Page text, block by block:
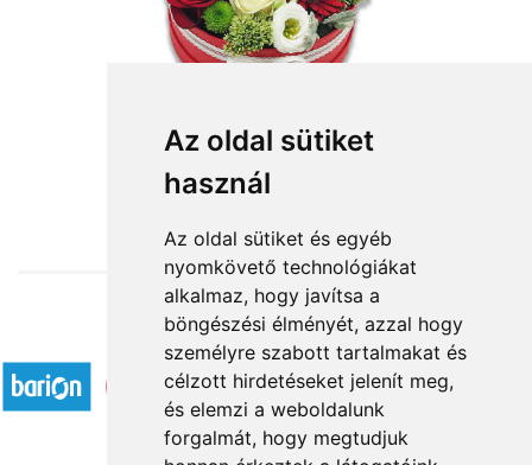
Az oldal sütiket
használ
Az oldal sütiket és egyéb
nyomkövető technológiákat
alkalmaz, hogy javítsa a
böngészési élményét, azzal hogy
személyre szabott tartalmakat és
célzott hirdetéseket jelenít meg,
és elemzi a weboldalunk
forgalmát, hogy megtudjuk
Fantázia
28 750 Ft-tól
Elfogadott fizetési módok